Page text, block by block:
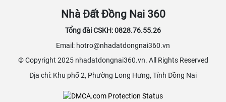
Nhà Đất Đồng Nai 360
Tổng đài CSKH: 0828.76.55.26
Email: hotro@nhadatdongnai360.vn
© Copyright 2025 nhadatdongnai360.vn. All Rights Reserved
Địa chỉ: Khu phố 2, Phường Long Hưng, Tỉnh Đồng Nai